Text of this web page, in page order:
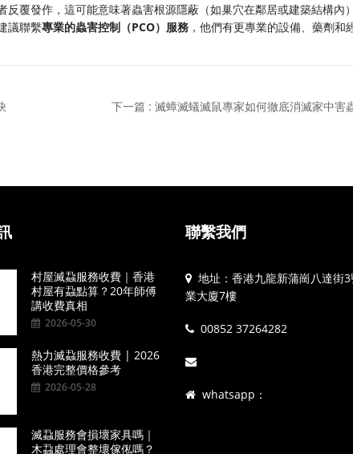
覆發作，這可能意味著蟲害根源隱蔽（如巢穴在鄰居或建築結構內
議聯繫​​專業的蟲害控制（PCO）服務​ ，他們有更專業的設備、藥劑和
下一篇 : 滅蟑滅蟻滅鼠專家如何徹底消滅家中害
村屋滅蝨服務收費｜香港
村屋有蝨點算？20年師傅
講收費真相
2026-05-30
熱力滅蝨服務收費 | 2026
香港完整價格參考
2026-05-28
滅蝨服務會損壞家具嗎｜
木蝨處理會整壞傢俬嗎？
聯繫我們
地址：香港九龍新蒲崗八達街
業大廈7樓
00852 37264282
whatsapp：